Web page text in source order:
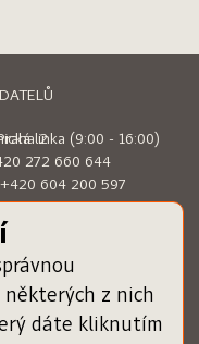
2
linka (9:00 - 16:00)
272 660 644
+420 604 200 597
info@dameknihu.cz
z nich
dáte kliknutím